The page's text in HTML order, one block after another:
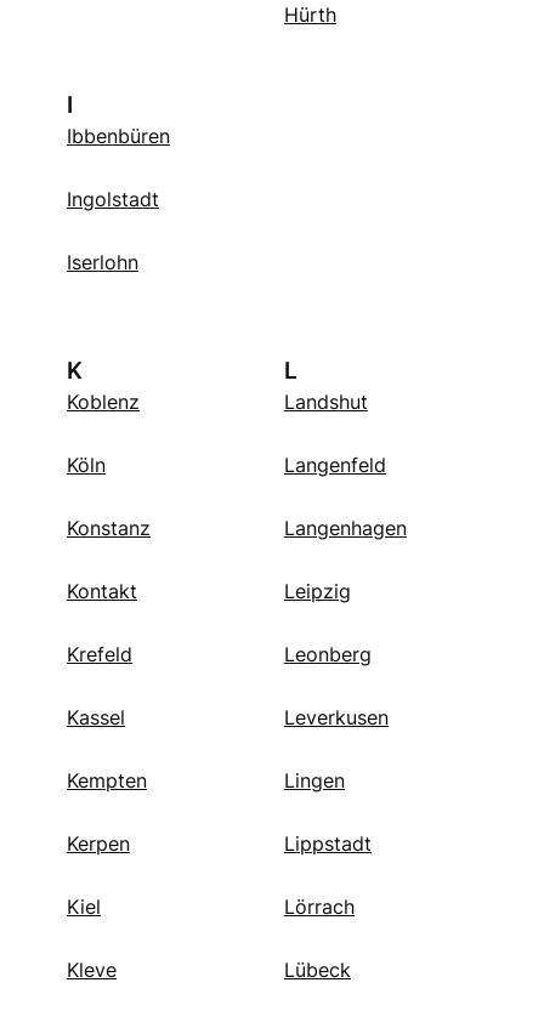
Hürth
I
Ibbenbüren
Ingolstadt
Iserlohn
K
Koblenz
Köln
Konstanz
Kontakt
Krefeld
Kassel
Kempten
Kerpen
Kiel
Kleve
L
Landshut
Langenfeld
Langenhagen
Leipzig
Leonberg
Leverkusen
Lingen
Lippstadt
Lörrach
Lübeck